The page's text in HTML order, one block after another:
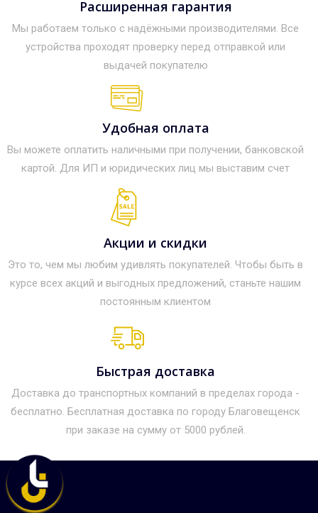
Расширенная гарантия
Мы работаем только с надёжными производителями. Все
устройства проходят проверку перед отправкой или
выдачей покупателю
Удобная оплата
Вы можете оплатить наличными при получении, банковской
картой. Для ИП и юридических лиц мы выставим счет
Акции и скидки
Это то, чем мы любим удивлять покупателей. Чтобы быть в
курсе всех акций и выгодных предложений, станьте нашим
постоянным клиентом
Быстрая доставка
Доставка до транспортных компаний в пределах города -
бесплатно. Бесплатная доставка по городу Благовещенск
при заказе на сумму от 5000 рублей.